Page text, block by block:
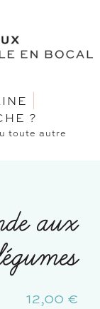
?
toute autre
aux
12,00 €